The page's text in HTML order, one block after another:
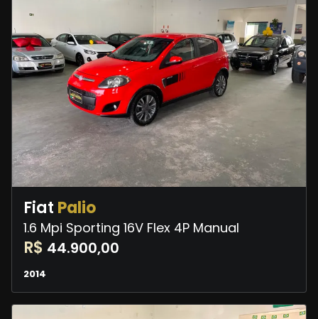
Fiat Palio
1.6 Mpi Sporting 16V Flex 4P Manual
R$ 44.900,00
2014